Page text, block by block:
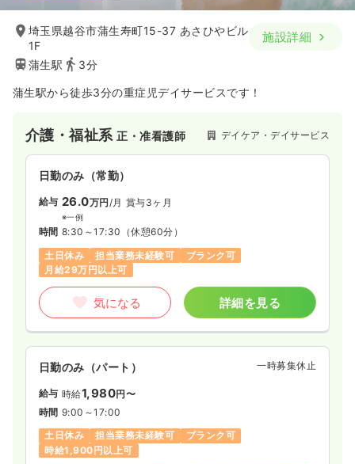
埼玉県越谷市蒲生寿町15-37 あさひやビル
1F
蒲生駅
3分
施設詳細
蒲生駅から徒歩3分の重症児デイサービスです！
介護・福祉系正・准看護師 デイケア・デイサービス
日勤のみ（常勤）
給与 26.0万円/月 賞与3ヶ月
※一例
時間 8:30～17:30 （休憩60分）
土日休み
担当業務未経験可
ブランク可
月給29万円以上可
気になる 詳細を見る
日勤のみ（パート） 一時募集休止
給与 時給1,980円〜
時間 9:00～17:00
土日休み
担当業務未経験可
ブランク可
時給1,900円以上可